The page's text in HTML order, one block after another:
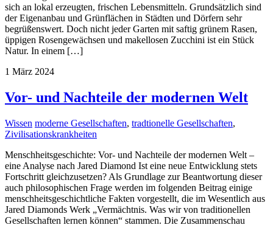
sich an lokal erzeugten, frischen Lebensmitteln. Grundsätzlich sind
der Eigenanbau und Grünflächen in Städten und Dörfern sehr
begrüßenswert. Doch nicht jeder Garten mit saftig grünem Rasen,
üppigen Rosengewächsen und makellosen Zucchini ist ein Stück
Natur. In einem […]
1 März 2024
Vor- und Nachteile der modernen Welt
Wissen moderne Gesellschaften, tradtionelle Gesellschaften,
Zivilisationskrankheiten
Menschheitsgeschichte: Vor- und Nachteile der modernen Welt –
eine Analyse nach Jared Diamond Ist eine neue Entwicklung stets
Fortschritt gleichzusetzen? Als Grundlage zur Beantwortung dieser
auch philosophischen Frage werden im folgenden Beitrag einige
menschheitsgeschichtliche Fakten vorgestellt, die im Wesentlich aus
Jared Diamonds Werk „Vermächtnis. Was wir von traditionellen
Gesellschaften lernen können“ stammen. Die Zusammenschau